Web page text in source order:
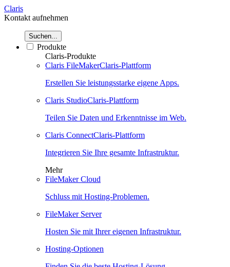
Claris
Kontakt aufnehmen
Suchen...
Produkte
Claris-Produkte
Claris FileMakerClaris-Plattform
Erstellen Sie leistungsstarke eigene Apps.
Claris StudioClaris-Plattform
Teilen Sie Daten und Erkenntnisse im Web.
Claris ConnectClaris-Plattform
Integrieren Sie Ihre gesamte Infrastruktur.
Mehr
FileMaker Cloud
Schluss mit Hosting-Problemen.
FileMaker Server
Hosten Sie mit Ihrer eigenen Infrastruktur.
Hosting-Optionen